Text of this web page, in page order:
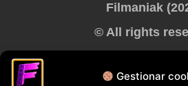
Gestionar
Filmaniak
© All rights